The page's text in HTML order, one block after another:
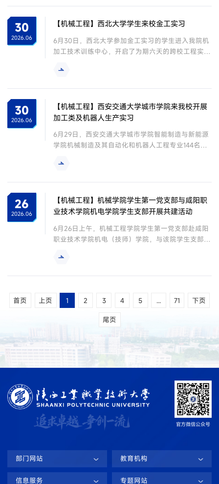
越疆科技股份有限公司协办的2026年具身智能机器
聚焦具身智能机器人产业发展与专业教学改革，...
30
2026.06
【机械工程】西北大学学生来校金工实习
6月30日，西北大学参加金工实习的学生进入我院机
加工技术训练中心，开启了为期六天的跨校工程实践
目标，涵盖钳工、车工及数铣三大核心工种，旨在通
“讲解+示范+纠偏”三位一体教学模式，为西北大学学
子提供系统化指导。钳工实训区：学生们以锉刀、手
30
2026.06
【机械工程】西安交通大学城市学院来我校开展
加工类及机器人生产实习
6月29日，西安交通大学城市学院智能制造与新能源
学院机械制造及其自动化和机器人工程专业144名学
活动。此次实习是我校与西安交通大学城市学院落实
索。作为扎根西部、服务装备制造业发展的职业教育
排头兵，我校在先进制造、智能制造领域拥有深厚的
心、...
26
2026.06
【机械工程】机械学院学生第一党支部与咸阳职
业技术学院机电学院学生支部开展共建活动
6月26日上午，机械工程学院学生第一党支部赴咸阳
职业技术学院机电（技师）学院，与该院学生支部开
华带队，学生第一党支部书记张亦乐、教师第一党支
学院副书记张战柱主持，该院党总支书记王小亚、副
院长李燕与贾芳云及支部委员、学生支部教师、学生
党员代表一同参会。会上，王小亚书记致欢迎辞，...
首页 上页 1 2 3 4 5 ... 71 下页
尾页
部门网站 教育机构
信息服务 专题网站
官方微信公众号